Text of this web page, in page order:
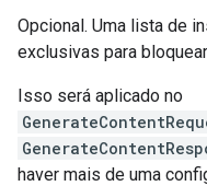
Opcional. Uma lista de
exclusivas para
Isso será aplicado no
haver mais de uma